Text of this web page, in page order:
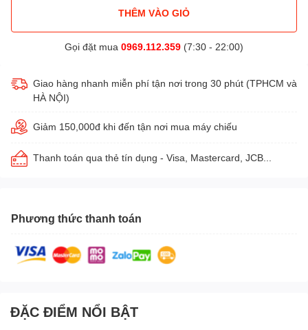
THÊM VÀO GIỎ
Gọi đặt mua 0969.112.359 (7:30 - 22:00)
Giao hàng nhanh miễn phí tận nơi trong 30 phút (TPHCM và
HÀ NỘI)
Giảm 150,000đ khi đến tận nơi mua máy chiếu
Thanh toán qua thẻ tín dụng - Visa, Mastercard, JCB...
Phương thức thanh toán
ĐẶC ĐIỂM NỔI BẬT